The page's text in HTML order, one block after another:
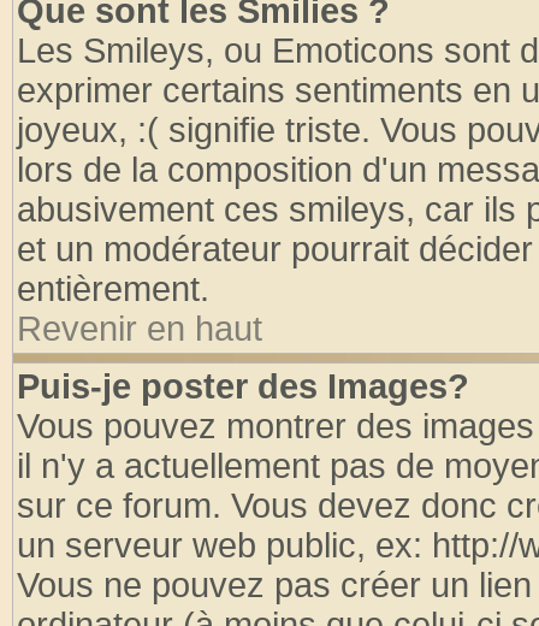
Que sont les Smilies ?
Les Smileys, ou Emoticons sont
exprimer certains sentiments en
joyeux, :( signifie triste. Vous
lors de la composition d'un
abusivement ces smileys, car ils
et un modérateur pourrait
entièrement.
Revenir en haut
Puis-je poster des Images?
Vous pouvez montrer des
il n'y a actuellement pas de
sur ce forum. Vous devez donc
un serveur web public, ex: http://
Vous ne pouvez pas créer un